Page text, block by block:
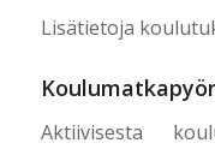
Lisätietoja
Aktiivisesta